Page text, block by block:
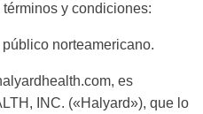
y condiciones:
norteamericano.
es
INC. («Halyard»), que lo